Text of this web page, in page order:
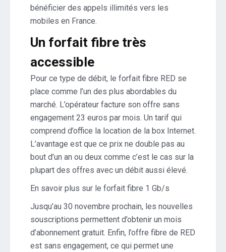
bénéficier des appels illimités vers les
mobiles en France.
Un forfait fibre très
accessible
Pour ce type de débit, le forfait fibre RED se
place comme l’un des plus abordables du
marché. L’opérateur facture son offre sans
engagement 23 euros par mois. Un tarif qui
comprend d’office la location de la box Internet.
L’avantage est que ce prix ne double pas au
bout d’un an ou deux comme c’est le cas sur la
plupart des offres avec un débit aussi élevé.
En savoir plus sur le forfait fibre 1 Gb/s
Jusqu’au 30 novembre prochain, les nouvelles
souscriptions permettent d’obtenir un mois
d’abonnement gratuit. Enfin, l’offre fibre de RED
est sans engagement, ce qui permet une